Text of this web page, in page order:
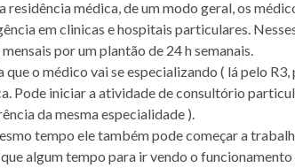
residência médica, de um modo geral, os
em clinicas e hospitais particulares.
por um plantão de 24 h semanais.
que o médico vai se especializando ( lá pelo
Pode iniciar a atividade de consultório
da mesma especialidade ).
tempo ele também pode começar a
algum tempo para ir vendo o